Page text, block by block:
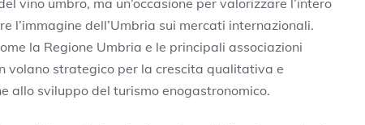
vino umbro, ma un’occasione per valorizzare l’intero
l’immagine dell’Umbria sui mercati internazionali.
la Regione Umbria e le principali associazioni
volano strategico per la crescita qualitativa e
allo sviluppo del turismo enogastronomico.